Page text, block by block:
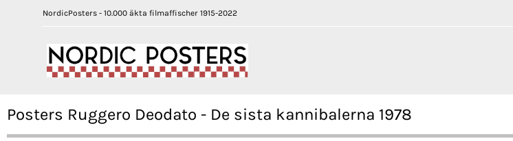
NordicPosters - 10.000 äkta filmaffischer 1915-2022
Posters Ruggero Deodato - De sista kannibalerna 1978